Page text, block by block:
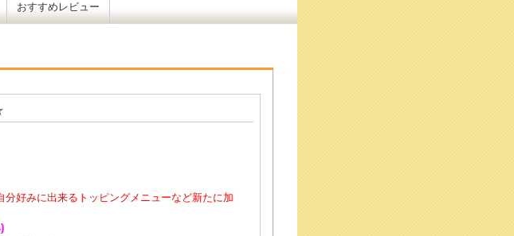
おすすめレビュー
好みに出来るトッピングメニューなど新たに加